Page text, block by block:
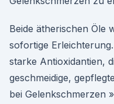
Beide ätherischen Öle
sofortige
starke Antioxidantien,
geschmeidige,
bei Gelenkschmerzen